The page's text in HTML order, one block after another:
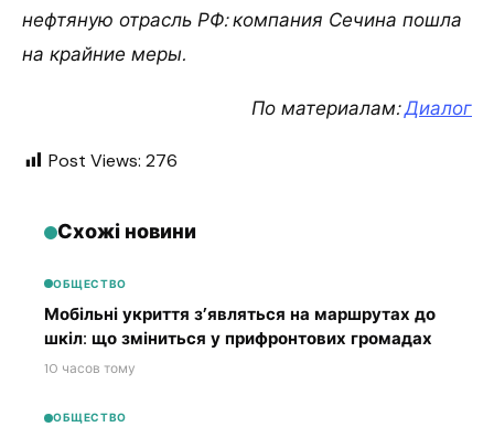
нефтяную отрасль РФ: компания Сечина пошла
на крайние меры.
По материалам:Диалог
Post Views: 276
Схожі новини
ОБЩЕСТВО
Мобільні укриття з’являться на маршрутах до
шкіл: що зміниться у прифронтових громадах
10 часов тому
ОБЩЕСТВО